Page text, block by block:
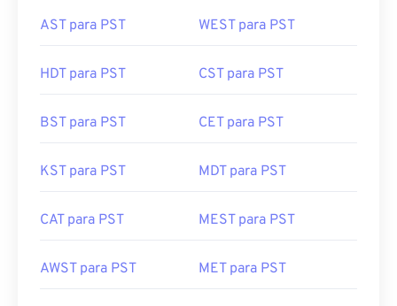
AST para PST WEST para PST
HDT para PST CST para PST
BST para PST CET para PST
KST para PST MDT para PST
CAT para PST MEST para PST
AWST para PST MET para PST